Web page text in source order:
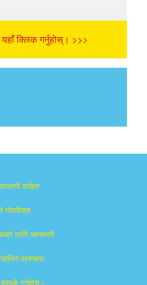
यहाँ क्लिक गर्नुहोस्। >>>
शर्तहरु
गोपनीयता
लागि जानकारी
साेधिने प्रश्नहरू
गर्नुहोस्।